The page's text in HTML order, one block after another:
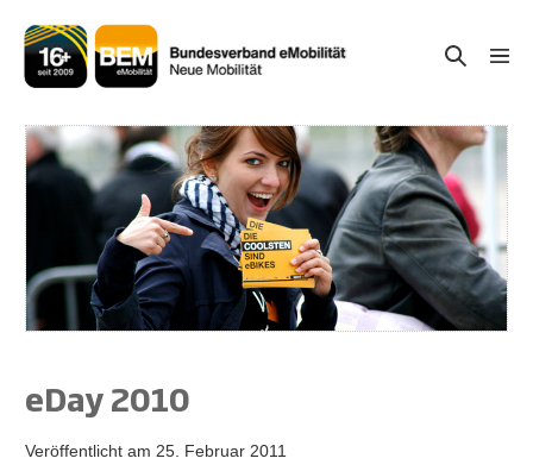
Inhalt
springen
Suche-
eDay 2010
Veröffentlicht am 25. Februar 2011